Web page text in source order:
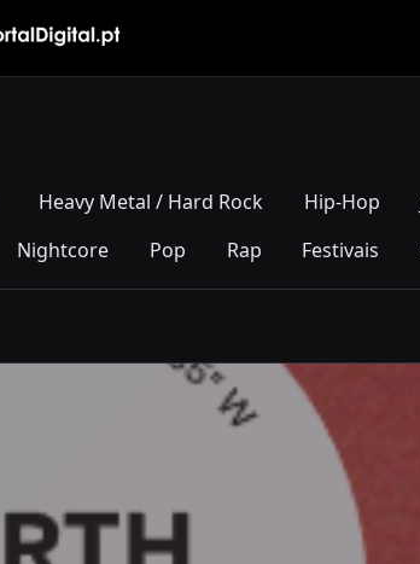
Heavy Metal / Hard Rock Hip-Hop
Nightcore Pop Rap Festivais